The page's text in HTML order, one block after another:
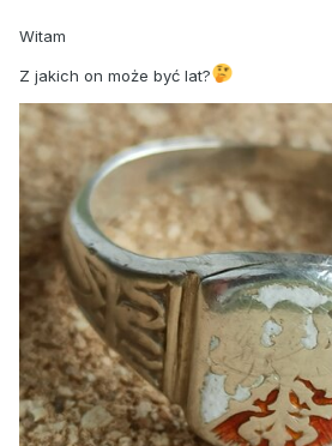
Witam
Z jakich on może być lat?